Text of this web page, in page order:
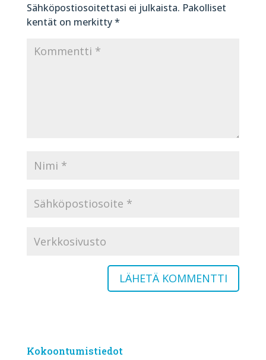
Sähköpostiosoitettasi ei julkaista. Pakolliset
kentät on merkitty*
Kokoontumistiedot